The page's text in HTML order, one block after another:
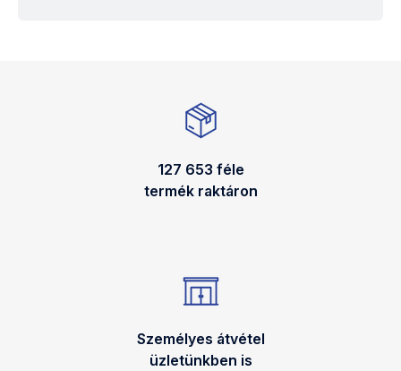
127 653 féle
termék raktáron
Személyes átvétel
üzletünkben is